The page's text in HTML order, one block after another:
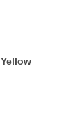
Yellow